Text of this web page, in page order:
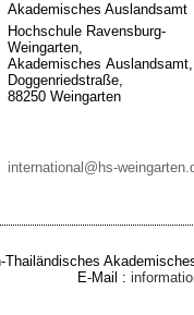
Akademisches Auslandsamt
Hochschule Ravensburg-
Weingarten,
Akademisches Auslandsamt,
Doggenriedstraße,
88250 Weingarten
international@hs-
Thailändisches
E-Mail :